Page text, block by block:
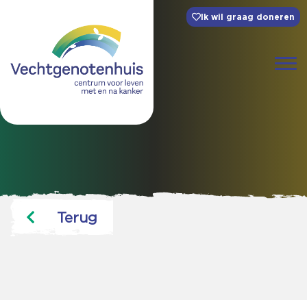
Ik wil graag doneren
Terug